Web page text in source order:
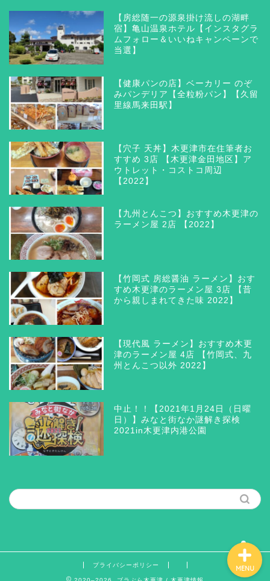
【房総随一の源泉掛け流しの湖畔
宿】亀山温泉ホテル【インスタグラ
ムフォロー＆いいねキャンペーンで
当選】
【健康パンの店】ベーカリー のぞ
みパンデリア【全粒粉パン】【久留
里線馬来田駅】
【穴子 天丼】木更津市在住筆者お
すすめ 3店 【木更津金田地区】ア
ウトレット・コストコ周辺
【2022】
【九州とんこつ】おすすめ木更津の
ラーメン屋 2店 【2022】
【竹岡式 房総醤油 ラーメン】おす
すめ木更津のラーメン屋 3店 【昔
から親しまれてきた味 2022】
【現代風 ラーメン】おすすめ木更
津のラーメン屋 4店 【竹岡式、九
州とんこつ以外 2022】
中止！！【2021年1月24日（日曜
日）】みなと街なか謎解き探検
2021in木更津内港公園
プライバシーポリシー MENU
三井アウトレットパーク木
更津
ラーメン つけ麺 まぜそ